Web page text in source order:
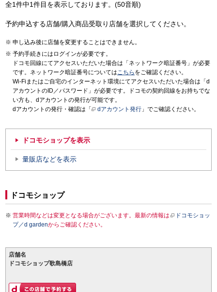
全1件中1件目を表示しております。(50音順)
予約申込する店舗/購入商品受取り店舗を選択してください。
申し込み後に店舗を変更することはできません。
予約手続きにはログインが必要です。
ドコモ回線にてアクセスいただいた場合は「ネットワーク暗証番号」が必要
です。ネットワーク暗証番号についてはこちら をご確認ください。
Wi-Fiまたはご自宅のインターネット環境にてアクセスいただいた場合は「d
アカウントのID／パスワード」が必要です。ドコモの契約回線をお持ちでな
い方も、dアカウントの発行が可能です。
dアカウントの発行・確認は「
dアカウント発行 」でご確認ください。
ドコモショップを表示
量販店などを表示
ドコモショップ
営業時間などは変更となる場合がございます。最新の情報は
ドコモショッ
プ／d gardenからご確認ください。
店舗名
ドコモショップ歌島橋店